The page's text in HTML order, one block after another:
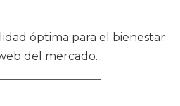
óptima para el bienestar
del mercado.